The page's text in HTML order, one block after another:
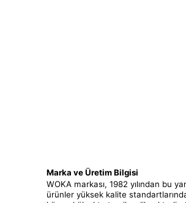
Marka ve Üretim Bilgisi
WOKA markası, 1982 yılından bu
ürünler yüksek kalite